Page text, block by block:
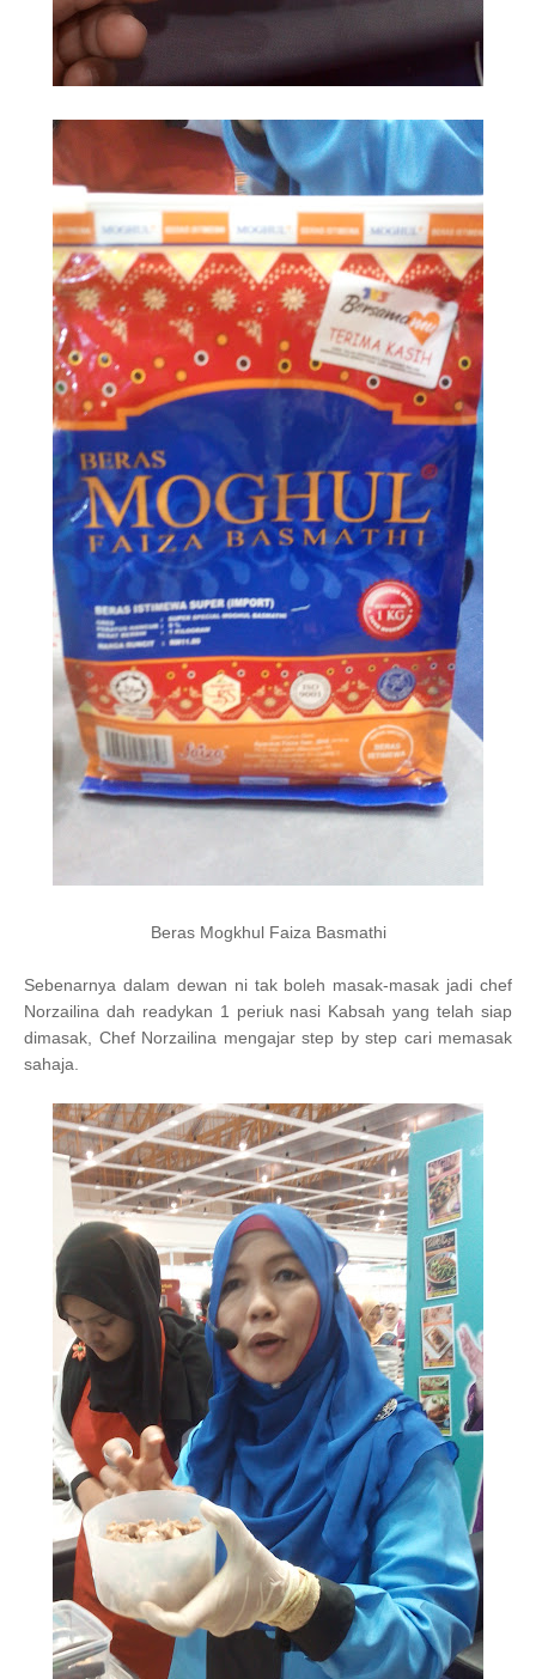
Beras Mogkhul Faiza Basmathi
Sebenarnya dalam dewan ni tak boleh masak-masak jadi chef
Norzailina dah readykan 1 periuk nasi Kabsah yang telah siap
dimasak, Chef Norzailina mengajar step by step cari memasak
sahaja.